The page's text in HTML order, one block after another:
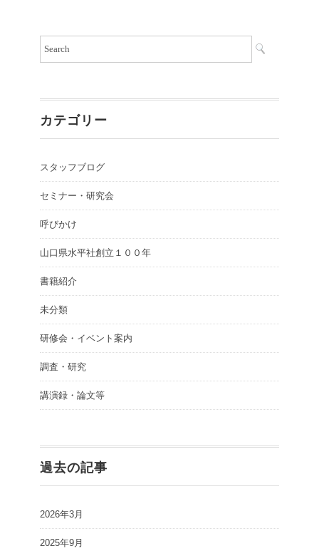
カテゴリー
スタッフブログ
セミナー・研究会
呼びかけ
山口県水平社創立１００年
書籍紹介
未分類
研修会・イベント案内
調査・研究
講演録・論文等
過去の記事
2026年3月
2025年9月